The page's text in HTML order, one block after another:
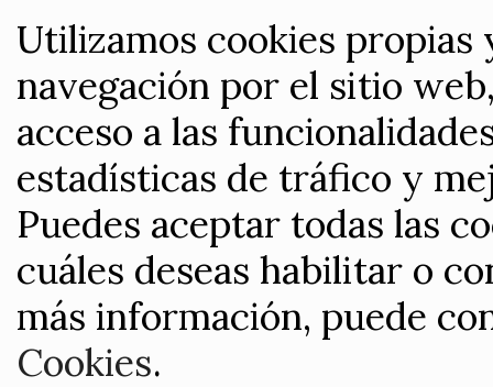
Utilizamos cookies
navegación por el sitio
acceso a las
estadísticas de tráfico y
Puedes aceptar todas las
cuáles deseas habilitar o
más información, puede
Cookies.